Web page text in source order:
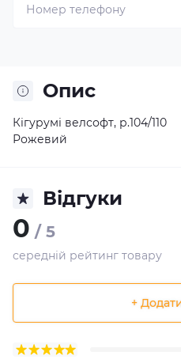
Опис
Кігурумі велсофт, р.104/110
Рожевий
Відгуки
0 / 5
середній рейтинг товару
+